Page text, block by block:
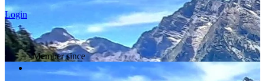
Login
Member since